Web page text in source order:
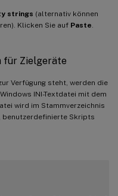
strings (alternativ können
Klicken Sie auf Paste
für Zielgeräte
Verfügung steht, werden die
INI-Textdatei mit dem
wird im Stammverzeichnis
benutzerdefinierte Skripts